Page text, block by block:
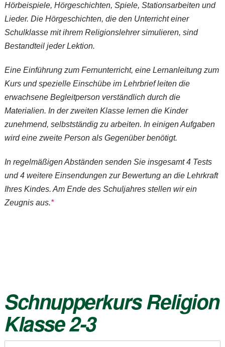
Hörbeispiele, Hörgeschichten, Spiele, Stationsarbeiten und
Lieder. Die Hörgeschichten, die den Unterricht einer
Schulklasse mit ihrem Religionslehrer simulieren, sind
Bestandteil jeder Lektion.
Eine Einführung zum Fernunterricht, eine Lernanleitung zum
Kurs und spezielle Einschübe im Lehrbrief leiten die
erwachsene Begleitperson verständlich durch die
Materialien. In der zweiten Klasse lernen die Kinder
zunehmend, selbstständig zu arbeiten. In einigen Aufgaben
wird eine zweite Person als Gegenüber benötigt.
In regelmäßigen Abständen senden Sie insgesamt 4 Tests
und 4 weitere Einsendungen zur Bewertung an die Lehrkraft
Ihres Kindes. Am Ende des Schuljahres stellen wir ein
Zeugnis aus.*
SchnupperkursReligion
Klasse 2-3